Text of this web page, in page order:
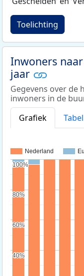
Toelichting
Inwoners
jaar
Gegevens over de
inwoners in de
Grafiek
Tabel
Nederland
40%
40%
60%
60%
80%
80%
100%
100%